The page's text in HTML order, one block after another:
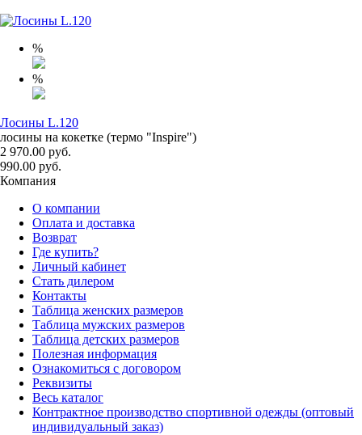
%
%
Лосины L.120
лосины на кокетке (термо "Inspire")
2 970.00 руб.
990.00 руб.
Компания
О компании
Оплата и доставка
Возврат
Где купить?
Личный кабинет
Стать дилером
Контакты
Таблица женских размеров
Таблица мужских размеров
Таблица детских размеров
Полезная информация
Ознакомиться с договором
Реквизиты
Весь каталог
Контрактное производство спортивной одежды (оптовый
индивидуальный заказ)